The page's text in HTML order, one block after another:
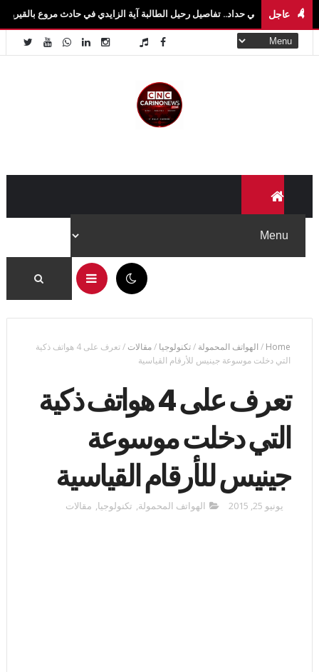
عاجل
تفاصيل رحيل الطالبة آية الزايدي في حادث مروع بالقيروان فاجعة تهزّ سيدي
Home
/ الهواتف المحمولة /تكنولوجيا /مقالات /
تعرف على 4 هواتف ذكية
التي دخلت موسوعة جينيس للأرقام القياسية
تعرف على 4 هواتف ذكية
التي دخلت موسوعة
جينيس للأرقام القياسية
يونيو 25, 2015 الهواتف المحمولة, تكنولوجيا, مقالات